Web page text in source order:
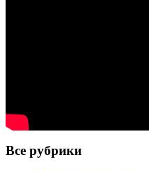
Все рубрики